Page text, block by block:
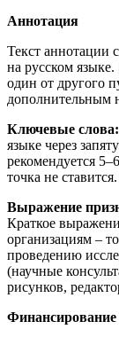
Аннотация
Текст аннотации
на русском
один от другого
дополнительным
Ключевые слова:
языке через
рекомендуется
точка не ставится.
Выражение
Краткое
организациям –
проведению
(научные
рисунков,
Финансирование